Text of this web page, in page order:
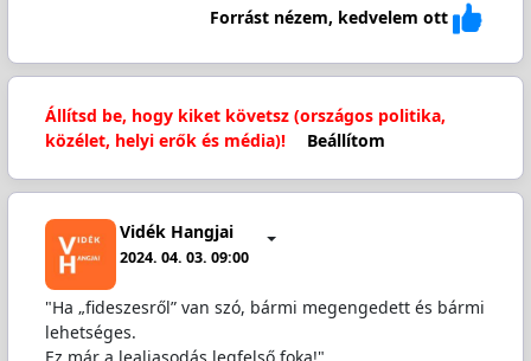
Forrást nézem, kedvelem ott
Állítsd be, hogy kiket követsz (országos politika,
közélet, helyi erők és média)!
Beállítom
Vidék Hangjai
2024. 04. 03. 09:00
"Ha „fideszesről” van szó, bármi megengedett és bármi
lehetséges.